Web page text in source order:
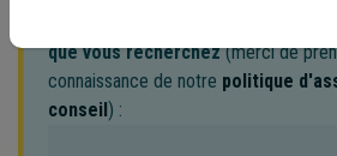
que vous recherchez(merci de
connaissance de notre politique
conseil) :